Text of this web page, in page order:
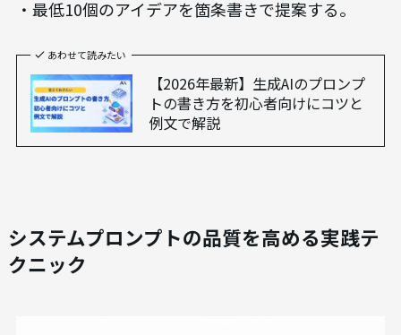
・最低10個のアイデアを箇条書きで提案する。
あわせて読みたい
【2026年最新】生成AIのプロンプ
トの書き方を初心者向けにコツと
例文で解説
システムプロンプトの品質を高める実践テ
クニック